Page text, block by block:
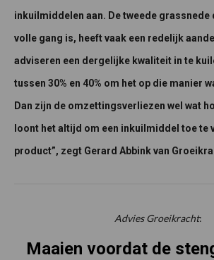
inkuilmiddelen aan. De tweede grassnede
volle gang is, heeft vaak een redelijk
adviseren een dergelijke kwaliteit in te
tussen 30% en 40% om het op die manier
Dan zijn de omzettingsverliezen wel wat
loont het altijd om een inkuilmiddel toe te
product”, zegt Gerard Abbink van
Advies Groeikracht:
Maaien voordat de